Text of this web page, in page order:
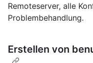
Remoteserver, alle
Problembehandlung.
Erstellen von